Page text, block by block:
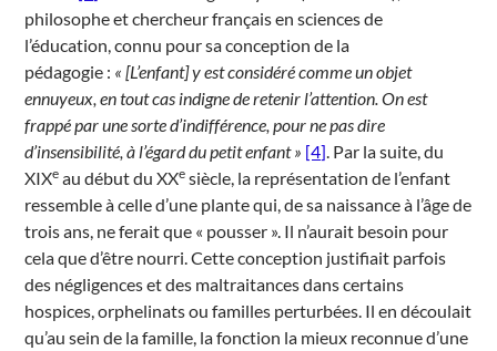
philosophe et chercheur français en sciences de
l’éducation, connu pour sa conception de la
pédagogie : « [L’enfant] y est considéré comme un objet
ennuyeux, en tout cas indigne de retenir l’attention. On est
frappé par une sorte d’indifférence, pour ne pas dire
d’insensibilité, à l’égard du petit enfant » [4] . Par la suite, du
XIXe au début du XXe siècle, la représentation de l’enfant
ressemble à celle d’une plante qui, de sa naissance à l’âge de
trois ans, ne ferait que « pousser ». Il n’aurait besoin pour
cela que d’être nourri. Cette conception justifiait parfois
des négligences et des maltraitances dans certains
hospices, orphelinats ou familles perturbées. Il en découlait
qu’au sein de la famille, la fonction la mieux reconnue d’une